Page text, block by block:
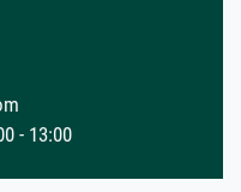
- 13:00